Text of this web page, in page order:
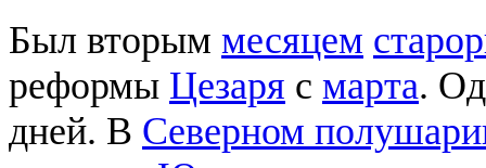
Был вторым месяцем
реформы Цезаря с марта.
дней. В Северном